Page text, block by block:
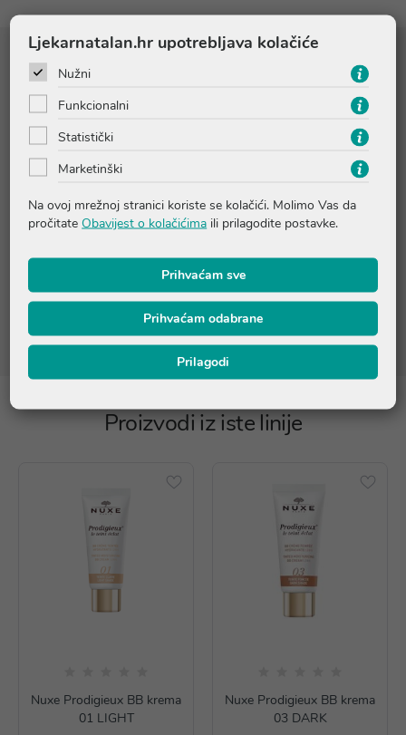
ALCOHOL DENAT., PARFUM/FRAGRANCE, AQUA/WATER,
ACETYL CEDRENE, LINALYL ACETATE, LINALOOL, CITRUS
AURANTIUM PEEL OIL, DIMETHYL PHENETHYL ACETATE,
LIMONENE, CITRONELLOL, VANILLIN, GERANIOL,
ACETATE, PINENE, CITRAL, ALPHA-TERPINENE, BETA-
CARYOPHYLLENE, BENZYL ALCOHOL, GERANYL ACETATE,
Molimo provjerite točan sastav na pakiranju ili nas kontaktirajte
na online@ljekarnatalan.hr
Proizvodi iz iste linije
Nuxe Prodigieux BB krema
01 LIGHT
Nuxe Prodigieux BB krema
03 DARK
Ljekarnatalan.hr upotrebljava kolačiće
Nužni
Funkcionalni
Statistički
Marketinški
Na ovoj mrežnoj stranici koriste se kolačići. Molimo Vas da
pročitate Obavijest o kolačićima ili prilagodite postavke.
Prihvaćam sve
Prihvaćam odabrane
Prilagodi